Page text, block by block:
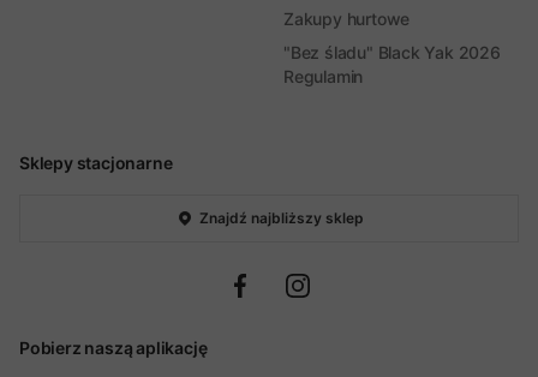
Sklepy stacjonarne
Znajdź najbliższy sklep
Pobierz naszą aplikację
Zakupy hurtowe
"Bez śladu" Black Yak 2026
Regulamin